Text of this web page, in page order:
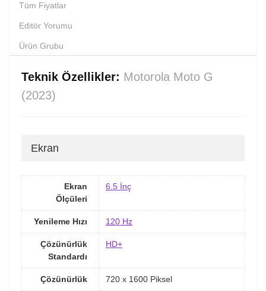
Tüm Fiyatlar
Editör Yorumu
Ürün Grubu
Teknik Özellikler: Motorola Moto G
(2023)
Ekran
Ekran
Ölçüleri
6.5 İnç
Yenileme Hızı 120 Hz
Çözünürlük
Standardı
HD+
Çözünürlük 720 x 1600 Piksel